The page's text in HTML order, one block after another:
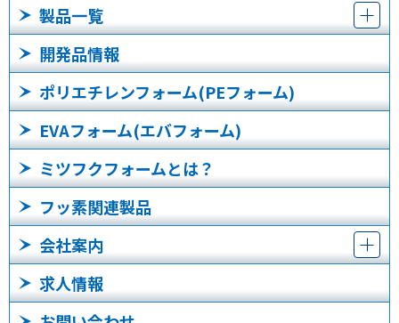
製品一覧
開発品情報
ポリエチレンフォーム(PEフォーム)
EVAフォーム(エバフォーム)
ミツフクフォームとは？
フッ素関連製品
会社案内
求人情報